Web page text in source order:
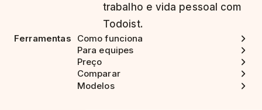
trabalho e vida pessoal com
Todoist.
Ferramentas
Como funciona
Para equipes
Preço
Comparar
Modelos